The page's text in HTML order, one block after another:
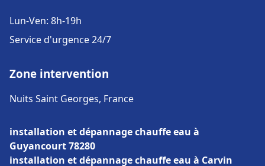
Lun-Ven: 8h-19h
Service d'urgence 24/7
Zone intervention
Nuits Saint Georges, France
installation et dépannage chauffe eau à
Guyancourt 78280
installation et dépannage chauffe eau à Carvin